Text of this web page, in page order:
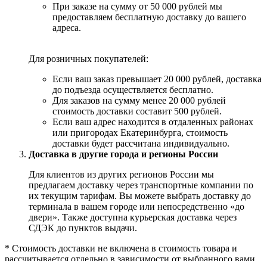
При заказе на сумму от 50 000 рублей мы
предоставляем бесплатную доставку до вашего
адреса.
Для розничных покупателей:
Если ваш заказ превышает 20 000 рублей, доставка
до подъезда осуществляется бесплатно.
Для заказов на сумму менее 20 000 рублей
стоимость доставки составит 500 рублей.
Если ваш адрес находится в отдаленных районах
или пригородах Екатеринбурга, стоимость
доставки будет рассчитана индивидуально.
Доставка в другие города и регионы России
Для клиентов из других регионов России мы
предлагаем доставку через транспортные компании по
их текущим тарифам. Вы можете выбрать доставку до
терминала в вашем городе или непосредственно «до
двери». Также доступна курьерская доставка через
СДЭК до пунктов выдачи.
* Стоимость доставки не включена в стоимость товара и
рассчитывается отдельно в зависимости от выбранного вами